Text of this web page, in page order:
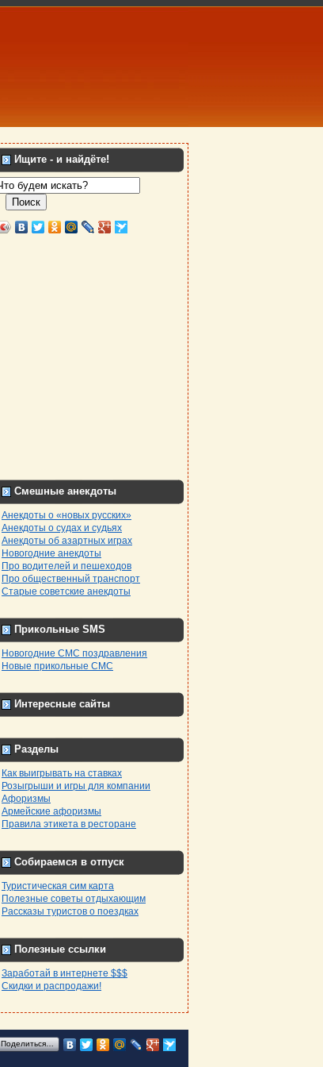
Ищите - и найдёте!
Поиск
Смешные анекдоты
Анекдоты о «новых русских»
Анекдоты о судах и судьях
Анекдоты об азартных играх
Новогодние анекдоты
Про водителей и пешеходов
Про общественный транспорт
Старые советские анекдоты
Прикольные SMS
Новогодние СМС поздравления
Новые прикольные СМС
Интересные сайты
Разделы
Как выигрывать на ставках
Розыгрыши и игры для компании
Афоризмы
Армейские афоризмы
Правила этикета в ресторане
Собираемся в отпуск
Туристическая сим карта
Полезные советы отдыхающим
Рассказы туристов о поездках
Полезные ссылки
Заработай в интернете $$$
Скидки и распродажи!
Поделиться…